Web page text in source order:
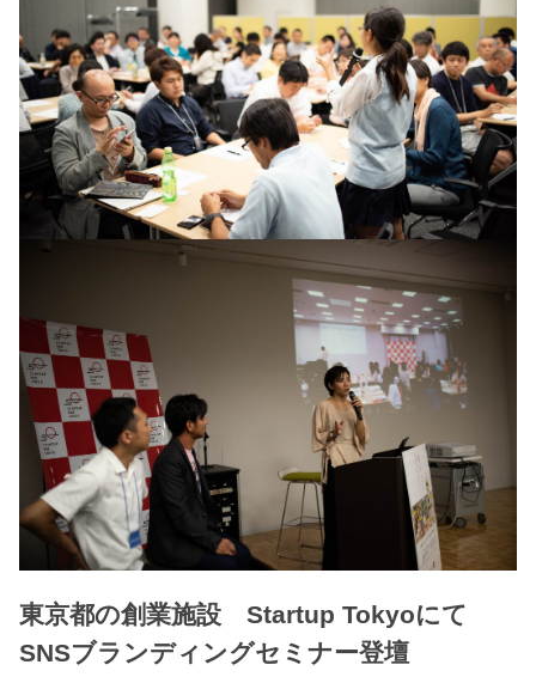
東京都の創業施設 Startup Tokyoにて
SNSブランディングセミナー登壇